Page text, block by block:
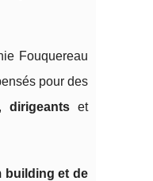
Fouquereau
pour des
, dirigeantset
building et de